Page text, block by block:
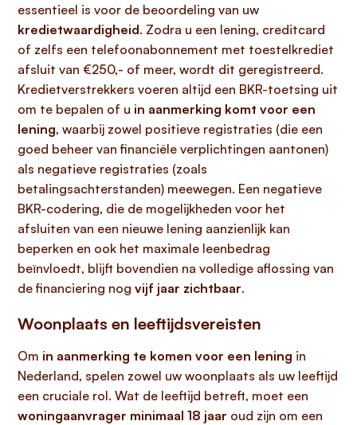
essentieel is voor de beoordeling van uw
kredietwaardigheid. Zodra u een lening, creditcard
of zelfs een telefoonabonnement met toestelkrediet
afsluit van €250,- of meer, wordt dit geregistreerd.
Kredietverstrekkers voeren altijd een BKR-toetsing uit
om te bepalen of u in aanmerking komt voor een
lening, waarbij zowel positieve registraties (die een
goed beheer van financiële verplichtingen aantonen)
als negatieve registraties (zoals
betalingsachterstanden) meewegen. Een negatieve
BKR-codering, die de mogelijkheden voor het
afsluiten van een nieuwe lening aanzienlijk kan
beperken en ook het maximale leenbedrag
beïnvloedt, blijft bovendien na volledige aflossing van
de financiering nog vijf jaar zichtbaar.
Woonplaats en leeftijdsvereisten
Om in aanmerking te komen voor een lening in
Nederland, spelen zowel uw woonplaats als uw leeftijd
een cruciale rol. Wat de leeftijd betreft, moet een
woningaanvrager minimaal 18 jaar oud zijn om een